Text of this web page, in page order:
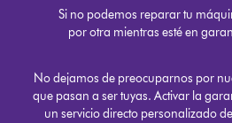
Si no podemos reparar tu
por otra mientras esté en
No dejamos de preocuparnos por
que pasan a ser tuyas. Activar la
un servicio directo personalizado